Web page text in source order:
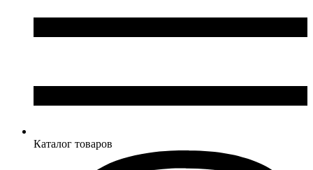
Каталог товаров